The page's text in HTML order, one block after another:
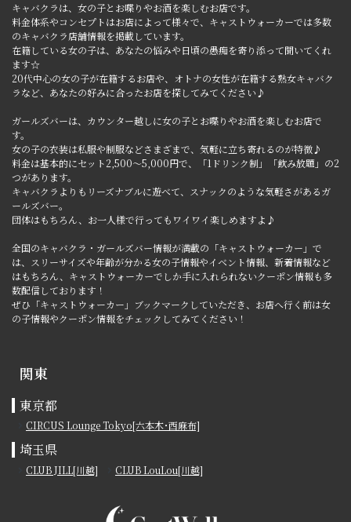
キャバクラは、女の子とお喋りやお酒を楽しむお店です。
料金体系やコンセプトはお店によって様々で、キャストウォーカーでは多数
のキャバクラ店舗情報を掲載しています。
在籍している女の子は、あなたの悩みや日頃の愚痴を寄り添って聞いてくれ
ます☆
20代中心の女の子が在籍するお店や、オトナの女性が在籍する熟女キャバク
ラなど、あなたの好みに合ったお店を探してみてください♪
ガールズバーは、カウンター越しに女の子とお喋りやお酒を楽しむお店で
す。
女の子の衣装は私服や制服などさまざまで、気軽に立ち寄れるのが特徴♪
料金は基本的にセット2,500～5,000円で、「1ドリンク制」「飲み放題」の2
つがあります。
キャバクラよりもリーズナブルに遊べて、スナックのような気軽さがあるガ
ールズバー。
団体はもちろん、お一人様で行ってもワイワイ楽しめますよ♪
全国のキャバクラ・ガールズバー情報が満載の「キャストウォーカー」で
は、スリーサイズや年齢が分かる女の子情報やイベント情報、新着情報など
はもちろん、キャストウォーカーでしか手に入れられないクーポン情報も多
数配信しております！
ぜひ「キャストウォーカー」ブックマークしていただき、お店へ行く前は女
の子情報やクーポン情報をチェックしてみてください！
関東
東京都
CIRCUS Lounge Tokyo[六本木･西麻布]
埼玉県
CLUB JILL[川越] CLUB LouLou[川越]